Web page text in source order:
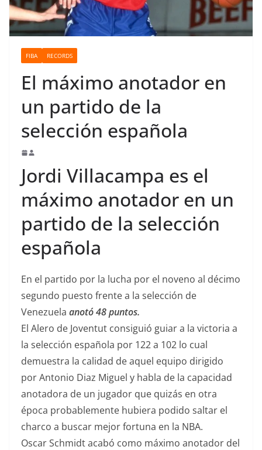
FIBA RECORDS
El máximo anotador en
un partido de la
selección española
Jordi Villacampa es el
máximo anotador en un
partido de la selección
española
En el partido por la lucha por el noveno al décimo
segundo puesto frente a la selección de
Venezuela anotó 48 puntos.
El Alero de Joventut consiguió guiar a la victoria a
la selección española por 122 a 102 lo cual
demuestra la calidad de aquel equipo dirigido
por Antonio Diaz Miguel y habla de la capacidad
anotadora de un jugador que quizás en otra
época probablemente hubiera podido saltar el
charco a buscar mejor fortuna en la NBA.
Oscar Schmidt acabó como máximo anotador del